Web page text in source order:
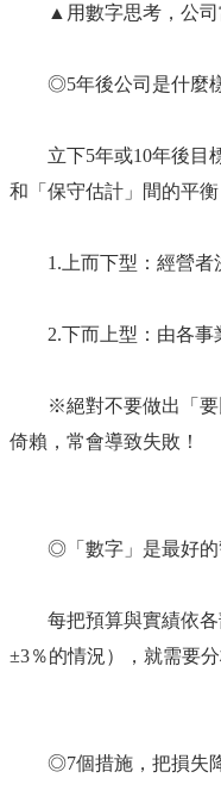
▲用數字思考，公司
◎5年後公司是什麼樣
立下5年或10年後目標
和「保守估計」間的平
1.上而下型：經營者決
2.下而上型：由各事業
※絕對不要做出「要比
倚賴，常會導致失敗！
◎「數字」是最好的
每把預算與實績依各
±3％的情況），就需要
◎7個措施，把損失